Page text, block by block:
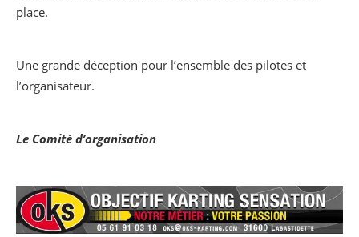
place.
Une grande déception pour l’ensemble des pilotes et
l’organisateur.
Le Comité d’organisation